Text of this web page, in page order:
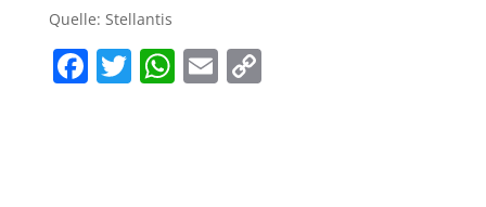
Quelle: Stellantis
F T W E C